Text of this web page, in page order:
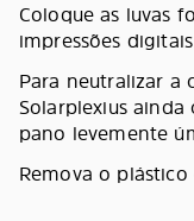
Coloque as luvas
impressões
Para neutralizar a
Solarplexius
pano levemente
Remova o